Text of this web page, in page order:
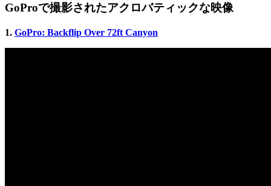
GoProで撮影されたアクロバティックな映像
1. GoPro: Backflip Over 72ft Canyon